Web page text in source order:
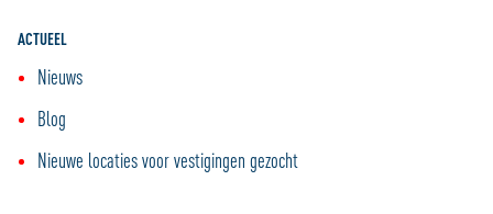
ACTUEEL
Nieuws
Blog
Nieuwe locaties voor vestigingen gezocht